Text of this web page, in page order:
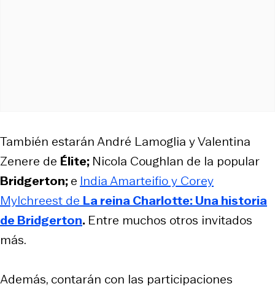
También estarán André Lamoglia y Valentina
Zenere de Élite; Nicola Coughlan de la popular
Bridgerton;e India Amarteifio y Corey
Mylchreest de La reina Charlotte: Una historia
de Bridgerton. Entre muchos otros invitados
más.
Además, contarán con las participaciones